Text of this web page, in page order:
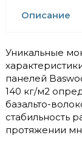
Описание
Уникальные
панелей
140 кг/м2
базальто-
стабильность
протяжении